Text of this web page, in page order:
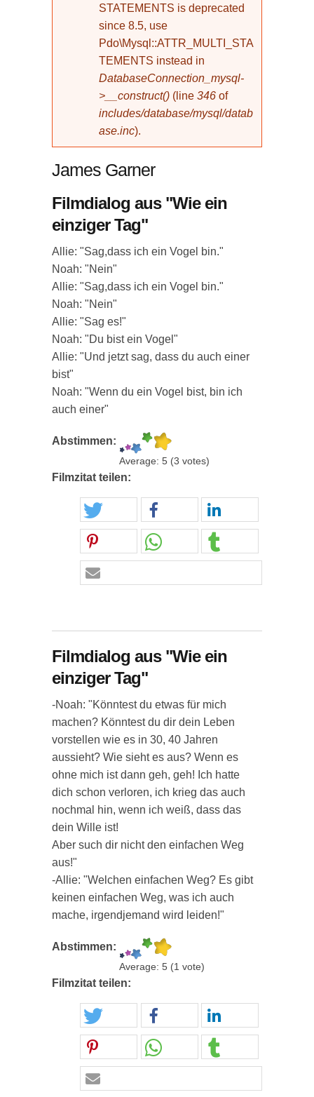
STATEMENTS is deprecated
since 8.5, use
Pdo\Mysql::ATTR_MULTI_STA
TEMENTS instead in
DatabaseConnection_mysql-
>__construct() (line 346 of
includes/database/mysql/datab
ase.inc).
James Garner
Filmdialog aus "Wie ein
einziger Tag"
Allie: "Sag,dass ich ein Vogel bin."
Noah: "Nein"
Allie: "Sag,dass ich ein Vogel bin."
Noah: "Nein"
Allie: "Sag es!"
Noah: "Du bist ein Vogel"
Allie: "Und jetzt sag, dass du auch einer
bist"
Noah: "Wenn du ein Vogel bist, bin ich
auch einer"
Abstimmen:
Average: 5 (3 votes)
Filmzitat teilen:
Filmdialog aus "Wie ein
einziger Tag"
-Noah: "Könntest du etwas für mich
machen? Könntest du dir dein Leben
vorstellen wie es in 30, 40 Jahren
aussieht? Wie sieht es aus? Wenn es
ohne mich ist dann geh, geh! Ich hatte
dich schon verloren, ich krieg das auch
nochmal hin, wenn ich weiß, dass das
dein Wille ist!
Aber such dir nicht den einfachen Weg
aus!"
-Allie: "Welchen einfachen Weg? Es gibt
keinen einfachen Weg, was ich auch
mache, irgendjemand wird leiden!"
Abstimmen:
Average: 5 (1 vote)
Filmzitat teilen: